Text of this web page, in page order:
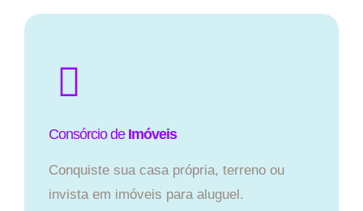
Consórcio de Imóveis
Conquiste sua casa própria, terreno ou
invista em imóveis para aluguel.